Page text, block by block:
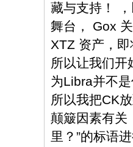
藏与支持！
舞台， Gox
XTZ 资产，
所以让我们开
为Libra并不
所以我把CK
颠簸因素有关
里？”的标语